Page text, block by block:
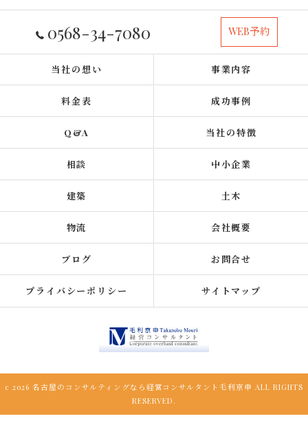
0568-34-7080 WEB予約
当社の想い 事業内容
料金表 成功事例
Q&A 当社の特徴
相談 中小企業
建築 土木
物流 会社概要
ブログ お問合せ
プライバシーポリシー サイトマップ
c 2026 名古屋のコンサルティングなら経営コンサルタント毛利京申 ALL RIGHTS
RESERVED.